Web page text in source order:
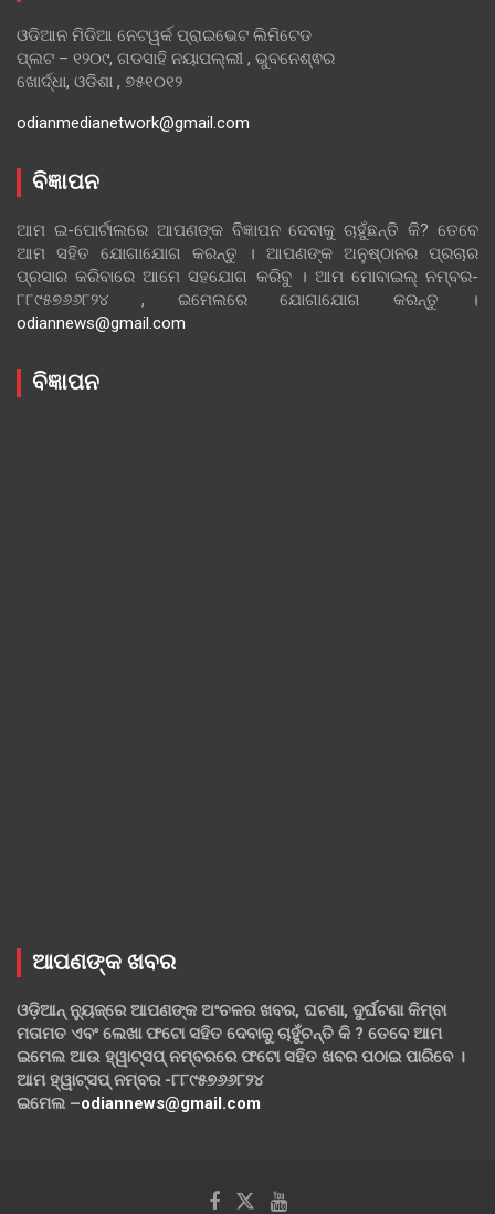
ଓଡିଆନ ମିଡିଆ ନେଟୱର୍କ ପ୍ରାଇଭେଟ ଲିମିଟେଡ
ପ୍ଲଟ – ୧୨୦୯, ଗଡସାହି ନୟାପଲ୍ଲୀ , ଭୁବନେଶ୍ଵର
ଖୋର୍ଦ୍ଧା, ଓଡିଶା , ୭୫୧୦୧୨
odianmedianetwork@gmail.com
ବିଜ୍ଞାପନ
ଆମ ଇ-ପୋର୍ଟାଲରେ ଆପଣଙ୍କ ବିଜ୍ଞାପନ ଦେବାକୁ ଚାହୁଁଛନ୍ତି କି? ତେବେ
ଆମ ସହିତ ଯୋଗାଯୋଗ କରନ୍ତୁ । ଆପଣଙ୍କ ଅନୁଷ୍ଠାନର ପ୍ରଚାର
ପ୍ରସାର କରିବାରେ ଆମେ ସହଯୋଗ କରିବୁ । ଆମ ମୋବାଇଲ୍ ନମ୍ବର-
୮୮୯୫୭୬୬୮୨୪ , ଇମେଲରେ ଯୋଗାଯୋଗ କରନ୍ତୁ ।
odiannews@gmail.com
ବିଜ୍ଞାପନ
ଆପଣଙ୍କ ଖବର
ଓଡ଼ିଆନ୍ ନ୍ୟୁଜ୍‌ରେ ଆପଣଙ୍କ ଅଂଚଳର ଖବର, ଘଟଣା, ଦୁର୍ଘଟଣା କିମ୍ବା
ମତାମତ ଏବଂ ଲେଖା ଫଟୋ ସହିତ ଦେବାକୁ ଚାହୁଁଚନ୍ତି କି ? ତେବେ ଆମ
ଇମେଲ ଆଉ ହ୍ୱାଟ୍‌ସପ୍ ନମ୍ବରରେ ଫଟୋ ସହିତ ଖବର ପଠାଇ ପାରିବେ ।
ଆମ ହ୍ୱାଟ୍‌ସପ୍ ନମ୍ବର -୮୮୯୫୭୬୬୮୨୪
ଇମେଲ –odiannews@gmail.com